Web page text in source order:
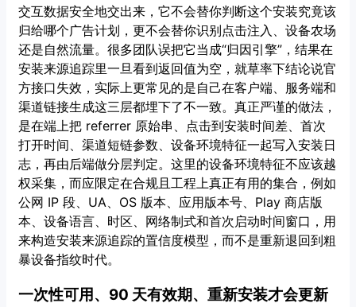
交互数据安全地交出来，它不会替你判断这个安装究竟该
归给哪个广告计划，更不会替你识别点击注入、设备农场
还是自然流量。很多团队误把它当成“归因引擎”，结果在
安装来源追踪里一旦看到返回值为空，就草率下结论说官
方接口失效，实际上更常见的是自己在客户端、服务端和
渠道链接生成这三层都埋下了不一致。真正严谨的做法，
是在端上把 referrer 原始串、点击到安装时间差、首次
打开时间、渠道短链参数、设备环境特征一起写入安装日
志，再由后端做分层判定。这里的设备环境特征不应该越
权采集，而应限定在合规且工程上真正有用的集合，例如
公网 IP 段、UA、OS 版本、应用版本号、Play 商店版
本、设备语言、时区、网络制式和首次启动时间窗口，用
来构造安装来源追踪的置信度模型，而不是重新退回到粗
暴设备指纹时代。
一次性可用、90 天有效期、重新安装才会更新